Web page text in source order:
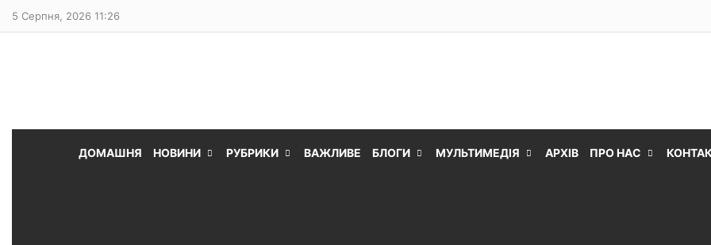
5 Серпня, 2026 11:26
ДОМАШНЯ НОВИНИ РУБРИКИ ВАЖЛИВЕ БЛОГИ МУЛЬТИМЕДІЯ АРХІВ ПРО НАС